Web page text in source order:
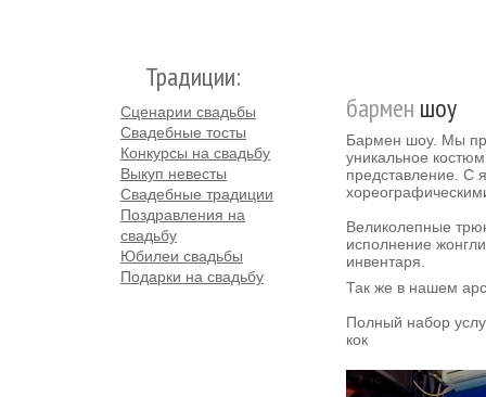
Традиции:
Сценарии свадьбы
Свадебные тосты
Конкурсы на свадьбу
Выкуп невесты
Свадебные традиции
Поздравления на
свадьбу
Юбилеи свадьбы
Подарки на свадьбу
бармен шоу
Бармен шоу. Мы
уникальное
представление. С
Великолепные
исполнение
инвентаря.
Так же в нашем
Полный набор
кок